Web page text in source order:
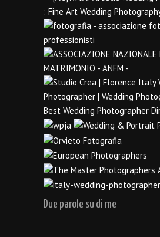
Due parole su di me